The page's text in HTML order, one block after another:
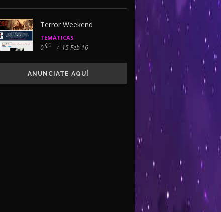
Terror Weekend
TEMÁTICAS
0 / 15 Feb 16
ANUNCIATE AQUÍ